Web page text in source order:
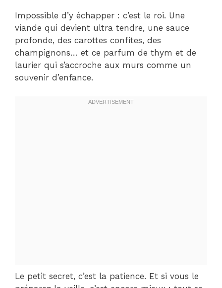
Impossible d’y échapper : c’est le roi. Une
viande qui devient ultra tendre, une sauce
profonde, des carottes confites, des
champignons… et ce parfum de thym et de
laurier qui s’accroche aux murs comme un
souvenir d’enfance.
Le petit secret, c’est la patience. Et si vous le